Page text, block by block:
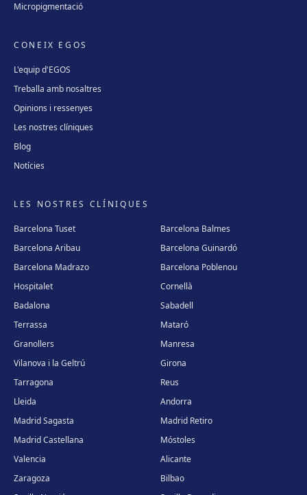
Micropigmentació
CONEIX EGOS
L'equip d'EGOS
Treballa amb nosaltres
Opinions i ressenyes
Les nostres clíniques
Blog
Notícies
LES NOSTRES CLÍNIQUES
Barcelona Tuset
Barcelona Balmes
Barcelona Aribau
Barcelona Guinardó
Barcelona Madrazo
Barcelona Poblenou
Hospitalet
Cornellà
Badalona
Sabadell
Terrassa
Mataró
Granollers
Manresa
Vilanova i la Geltrú
Girona
Tarragona
Reus
Lleida
Andorra
Madrid Sagasta
Madrid Retiro
Madrid Castellana
Móstoles
Valencia
Alicante
Zaragoza
Bilbao